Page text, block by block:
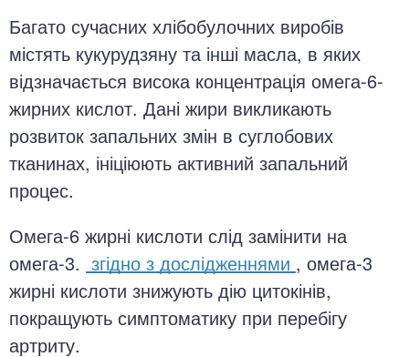
Багато сучасних хлібобулочних виробів
містять кукурудзяну та інші масла, в яких
відзначається висока концентрація омега-6-
жирних кислот. Дані жири викликають
розвиток запальних змін в суглобових
тканинах, ініціюють активний запальний
процес.
Омега-6 жирні кислоти слід замінити на
омега-3. згідно з дослідженнями , омега-3
жирні кислоти знижують дію цитокінів,
покращують симптоматику при перебігу
артриту.